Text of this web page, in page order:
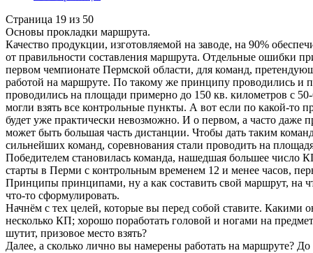
Страница 19 из 50
Основы прокладки маршрута.
Качество продукции, изготовляемой на заводе, на 90%
от правильности составления маршрута. Отдельные ошибки
первом чемпионате Пермской области, для команд,
работой на маршруте. По такому же принципу проводились и
проводились на площади примерно до 150 кв. километров с
могли взять все контрольные пункты. А вот если по какой-то
будет уже практически невозможно. И о первом, а часто даже
может быть большая часть дистанции. Чтобы дать таким
сильнейших команд, соревнования стали проводить на
Победителем становилась команда, нашедшая большее
старты в Перми с контрольным временем 12 и менее часов,
Принципы принципами, ну а как составить свой маршрут, на
что-то сформулировать.
Начнём с тех целей, которые вы перед собой ставите. Какими
несколько КП; хорошо поработать головой и ногами на
шутит, призовое место взять?
Далее, а сколько лично вы намерены работать на маршруте?